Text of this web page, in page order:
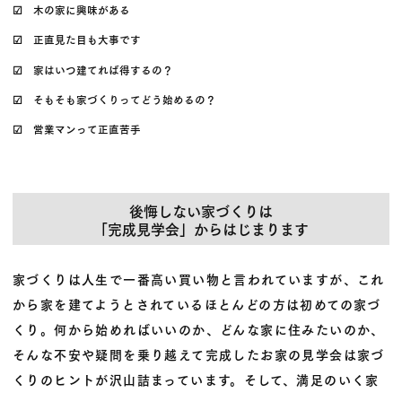
☑ 木の家に興味がある
☑ 正直見た目も大事です
☑ 家はいつ建てれば得するの？
☑ そもそも家づくりってどう始めるの？
☑ 営業マンって正直苦手
後悔しない家づくりは
「完成見学会」からはじまります
家づくりは人生で一番高い買い物と言われていますが、これ
から家を建てようとされているほとんどの方は初めての家づ
くり。何から始めればいいのか、どんな家に住みたいのか、
そんな不安や疑問を乗り越えて完成したお家の見学会は家づ
くりのヒントが沢山詰まっています。そして、満足のいく家